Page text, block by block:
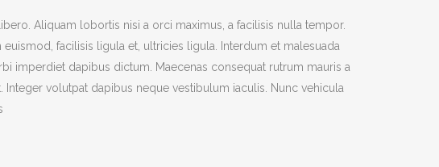
Aliquam lobortis nisi a orci maximus, a facilisis nulla tempor.
facilisis ligula et, ultricies ligula. Interdum et malesuada
imperdiet dapibus dictum. Maecenas consequat rutrum mauris a
volutpat dapibus neque vestibulum iaculis. Nunc vehicula